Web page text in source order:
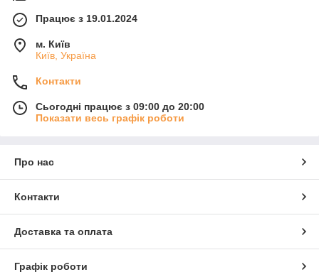
Працює з 19.01.2024
м. Київ
Київ, Україна
Контакти
Сьогодні працює з 09:00 до 20:00
Показати весь графік роботи
Про нас
Контакти
Доставка та оплата
Графік роботи